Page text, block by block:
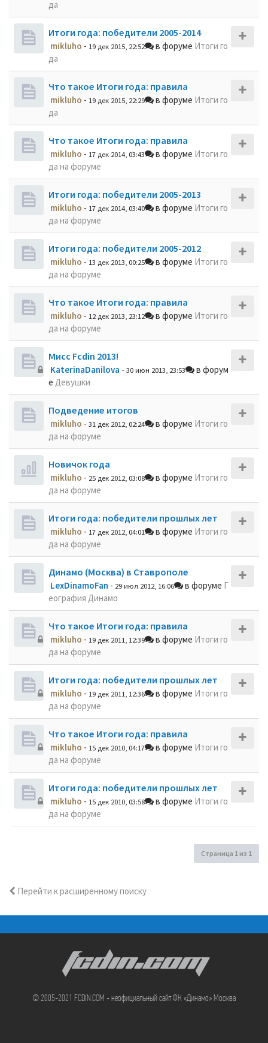
да
Итоги года: победители 2005-2014
mikluho - 19 дек 2015, 22:52 в форуме Итоги го
да
Что такое Итоги года: правила
mikluho - 19 дек 2015, 22:29 в форуме Итоги го
да
Что такое Итоги года: правила
mikluho - 17 дек 2014, 03:43 в форуме Итоги го
да на форуме
Итоги года: победители 2005-2013
mikluho - 17 дек 2014, 03:40 в форуме Итоги го
да на форуме
Итоги года: победители 2005-2012
mikluho - 13 дек 2013, 00:25 в форуме Итоги го
да на форуме
Что такое Итоги года: правила
mikluho - 12 дек 2013, 23:12 в форуме Итоги го
да на форуме
Мисс Fcdin 2013!
KaterinaDanilova - 30 июн 2013, 23:53
в форум
е Девушки
Подведение итогов
mikluho - 31 дек 2012, 02:24 в форуме Итоги го
да на форуме
Новичок года
mikluho - 25 дек 2012, 03:08 в форуме Итоги го
да на форуме
Итоги года: победители прошлых лет
mikluho - 17 дек 2012, 04:01 в форуме Итоги го
да на форуме
Динамо (Москва) в Ставрополе
LexDinamoFan - 29 июл 2012, 16:06 в форуме Г
еография Динамо
Что такое Итоги года: правила
mikluho - 19 дек 2011, 12:39 в форуме Итоги го
да на форуме
Итоги года: победители прошлых лет
mikluho - 19 дек 2011, 12:36 в форуме Итоги го
да на форуме
Что такое Итоги года: правила
mikluho - 15 дек 2010, 04:17 в форуме Итоги го
да на форуме
Итоги года: победители прошлых лет
mikluho - 15 дек 2010, 03:58 в форуме Итоги го
да на форуме
Страница 1из 1
Перейти к расширенному поиску
FCDIN.COM
© 2005-2021 FCDIN.COM - неофициальный сайт ФК «Динамо» Москва